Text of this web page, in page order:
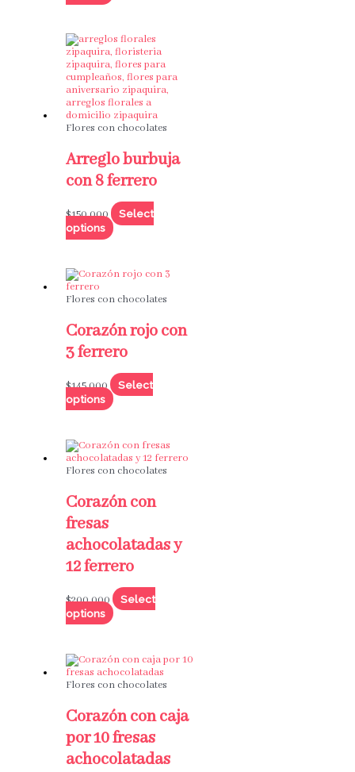
Flores con chocolates
Arreglo burbuja
con 8 ferrero
$150,000
Select
options
Flores con chocolates
Corazón rojo con
3 ferrero
$145,000
Select
options
Flores con chocolates
Corazón con
fresas
achocolatadas y
12 ferrero
$200,000
Select
options
Flores con chocolates
Corazón con caja
por 10 fresas
achocolatadas